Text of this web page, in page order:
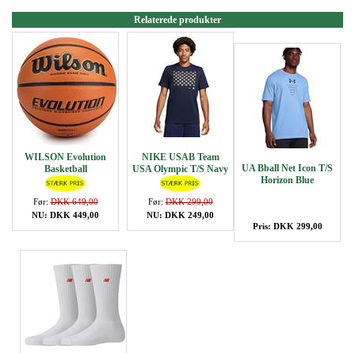
Relaterede produkter
WILSON Evolution
Basketball
Før:DKK 649,00
NU: DKK 449,00
NIKE USAB Team
USA Olympic T/S Navy
Før:DKK 299,00
NU: DKK 249,00
UA Bball Net Icon T/S
Horizon Blue
Pris: DKK 299,00